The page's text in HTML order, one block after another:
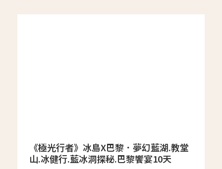
《極光行者》冰島X巴黎．夢幻藍湖.教堂
山.冰健行.藍冰洞探秘.巴黎饗宴10天